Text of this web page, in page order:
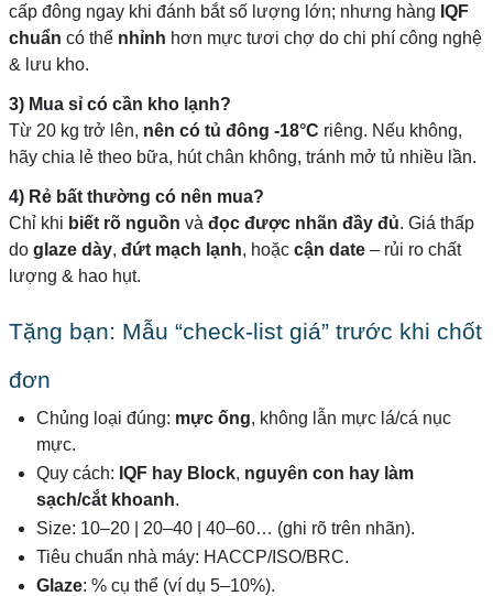
cấp đông ngay khi đánh bắt số lượng lớn; nhưng hàng IQF
chuẩn có thể nhỉnh hơn mực tươi chợ do chi phí công nghệ
& lưu kho.
3) Mua sỉ có cần kho lạnh?
Từ 20 kg trở lên, nên có tủ đông -18°C riêng. Nếu không,
hãy chia lẻ theo bữa, hút chân không, tránh mở tủ nhiều lần.
4) Rẻ bất thường có nên mua?
Chỉ khi biết rõ nguồn và đọc được nhãn đầy đủ. Giá thấp
do glaze dày, đứt mạch lạnh, hoặc cận date– rủi ro chất
lượng & hao hụt.
Tặng bạn: Mẫu “check-list giá” trước khi chốt
đơn
Chủng loại đúng: mực ống, không lẫn mực lá/cá nục
mực.
Quy cách: IQF hay Block, nguyên con hay làm
sạch/cắt khoanh.
Size: 10–20 | 20–40 | 40–60… (ghi rõ trên nhãn).
Tiêu chuẩn nhà máy: HACCP/ISO/BRC.
Glaze: % cụ thể (ví dụ 5–10%).